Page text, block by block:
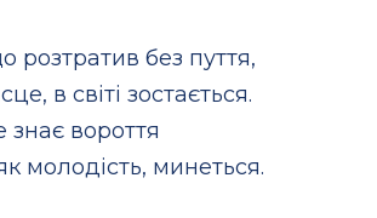
розтратив без пуття,
в світі зостається.
знає вороття
молодість, минеться.